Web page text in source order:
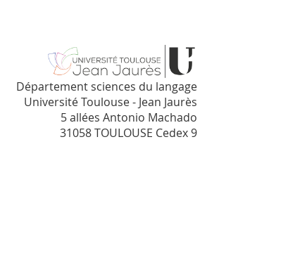
Département sciences du langage
Université Toulouse - Jean Jaurès
5 allées Antonio Machado
31058 TOULOUSE Cedex 9